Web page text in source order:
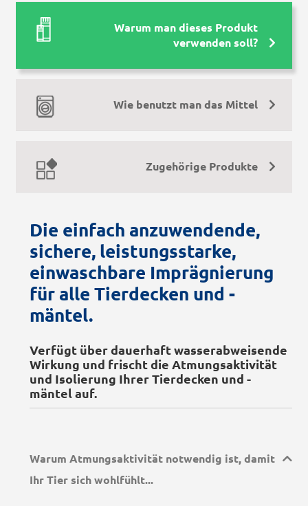
Warum man dieses Produkt
verwenden soll?
Wie benutzt man das Mittel
Zugehörige Produkte
Die einfach anzuwendende,
sichere, leistungsstarke,
einwaschbare Imprägnierung
für alle Tierdecken und -
mäntel.
Verfügt über dauerhaft wasserabweisende
Wirkung und frischt die Atmungsaktivität
und Isolierung Ihrer Tierdecken und -
mäntel auf.
Warum Atmungsaktivität notwendig ist, damit
Ihr Tier sich wohlfühlt...